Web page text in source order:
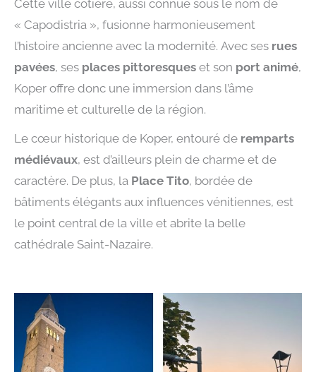
Cette ville côtière, aussi connue sous le nom de
« Capodistria », fusionne harmonieusement
l’histoire ancienne avec la modernité. Avec ses rues
pavées, ses places pittoresques et son port animé,
Koper offre donc une immersion dans l’âme
maritime et culturelle de la région.
Le cœur historique de Koper, entouré de remparts
médiévaux, est d’ailleurs plein de charme et de
caractère. De plus, la Place Tito, bordée de
bâtiments élégants aux influences vénitiennes, est
le point central de la ville et abrite la belle
cathédrale Saint-Nazaire.